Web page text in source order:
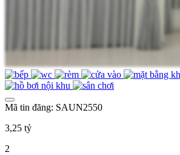
Mã tin đăng: SAUN2550
3,25 tỷ
2